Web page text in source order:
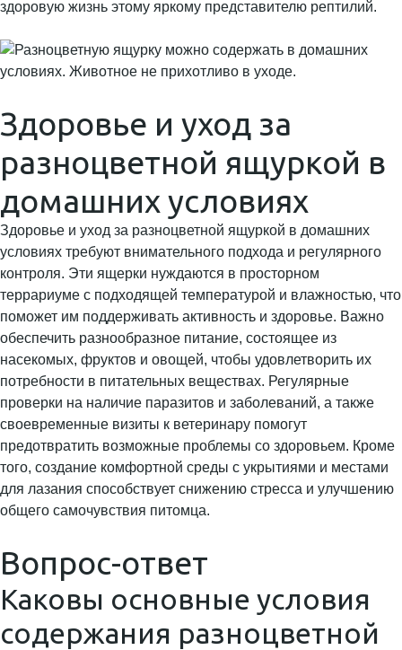
здоровую жизнь этому яркому представителю рептилий.
Здоровье и уход за
разноцветной ящуркой в
домашних условиях
Здоровье и уход за разноцветной ящуркой в домашних
условиях требуют внимательного подхода и регулярного
контроля. Эти ящерки нуждаются в просторном
террариуме с подходящей температурой и влажностью, что
поможет им поддерживать активность и здоровье. Важно
обеспечить разнообразное питание, состоящее из
насекомых, фруктов и овощей, чтобы удовлетворить их
потребности в питательных веществах. Регулярные
проверки на наличие паразитов и заболеваний, а также
своевременные визиты к ветеринару помогут
предотвратить возможные проблемы со здоровьем. Кроме
того, создание комфортной среды с укрытиями и местами
для лазания способствует снижению стресса и улучшению
общего самочувствия питомца.
Вопрос-ответ
Каковы основные условия
содержания разноцветной